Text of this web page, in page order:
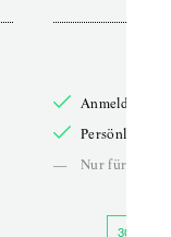
Anmelden
Persönliche
—
Nur für
30 TAGE